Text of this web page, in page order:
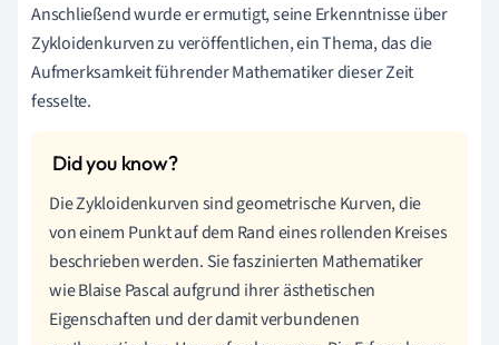
Anschließend wurde er ermutigt, seine Erkenntnisse über
Zykloidenkurven zu veröffentlichen, ein Thema, das die
Aufmerksamkeit führender Mathematiker dieser Zeit
fesselte.
Die Zykloidenkurven sind geometrische Kurven, die
von einem Punkt auf dem Rand eines rollenden Kreises
beschrieben werden. Sie faszinierten Mathematiker
wie Blaise Pascal aufgrund ihrer ästhetischen
Eigenschaften und der damit verbundenen